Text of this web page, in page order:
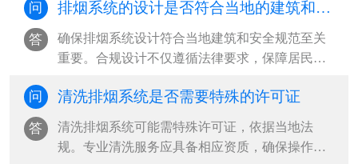
问 排烟系统的设计是否符合当地的建筑和安全规范
答
确保排烟系统设计符合当地建筑和安全规范至关
重要。合规设计不仅遵循法律要求，保障居民安
问 清洗排烟系统是否需要特殊的许可证
答
清洗排烟系统可能需特殊许可证，依据当地法
规。专业清洗服务应具备相应资质，确保操作安